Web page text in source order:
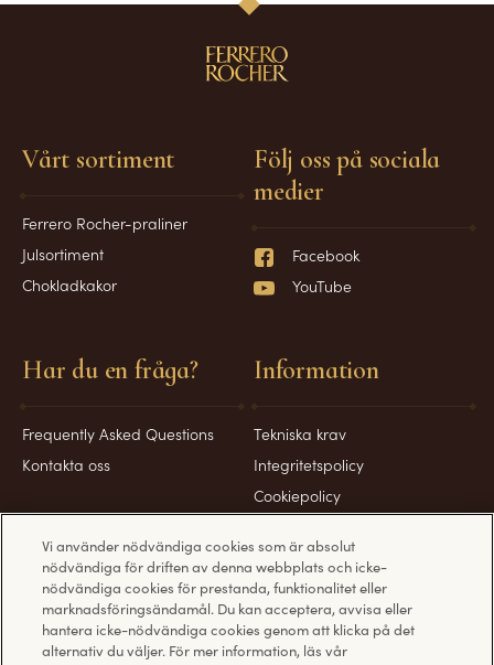
Vårt sortiment
Ferrero Rocher-praliner
Julsortiment
Chokladkakor
Har du en fråga?
Frequently Asked Questions
Kontakta oss
Information
Tekniska krav
Integritetspolicy
Cookiepolicy
Följ oss på sociala
medier
Facebook
YouTube
Upptäck andra Ferrero webbplatser:
Vi använder nödvändiga cookies som är absolut
nödvändiga för driften av denna webbplats och icke-
nödvändiga cookies för prestanda, funktionalitet eller
marknadsföringsändamål. Du kan acceptera, avvisa eller
hantera icke-nödvändiga cookies genom att klicka på det
alternativ du väljer. För mer information, läs vår